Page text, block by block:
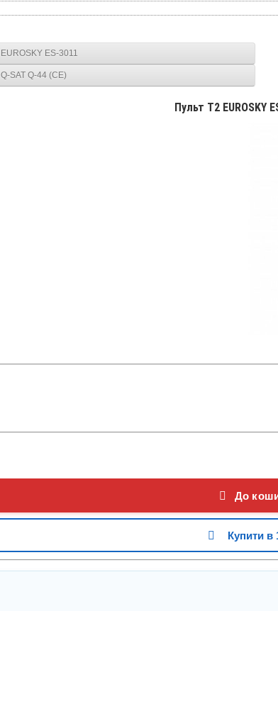
ES-3011
SAT Q-44 (CE)
Пульт T2 EUROSKY
До
Купити в